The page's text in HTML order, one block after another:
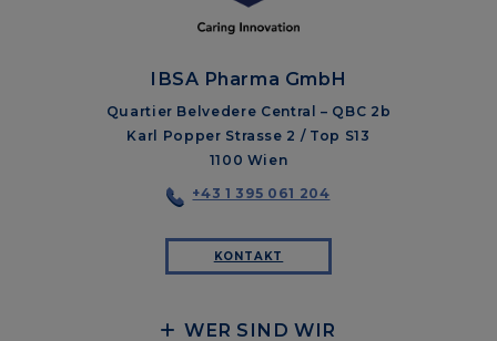
IBSA Pharma GmbH
Quartier Belvedere Central – QBC 2b
Karl Popper Strasse 2 / Top S13
1100 Wien
+43 1 395 061 204
KONTAKT
WER SIND WIR